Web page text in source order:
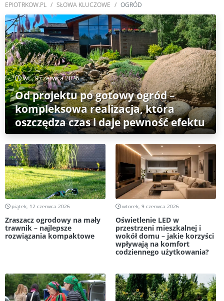
EPIOTRKOW.PL SŁOWA KLUCZOWE OGRÓD
wt., 9 czerwca 2026
Od projektu po gotowy ogród –
kompleksowa realizacja, która
oszczędza czas i daje pewność efektu
piątek, 12 czerwca 2026
Zraszacz ogrodowy na mały
trawnik – najlepsze
rozwiązania kompaktowe
wtorek, 9 czerwca 2026
Oświetlenie LED w
przestrzeni mieszkalnej i
wokół domu – jakie korzyści
wpływają na komfort
codziennego użytkowania?